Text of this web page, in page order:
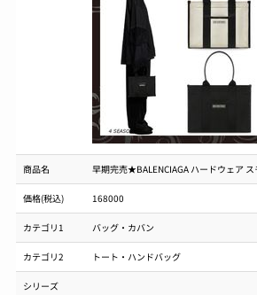
商品名 早期完売★BALENCIAGA ハードウェア
価格(税込) 168000
カテゴリ1 バッグ・カバン
カテゴリ2 トート・ハンドバッグ
シリーズ